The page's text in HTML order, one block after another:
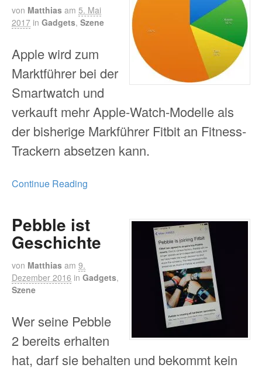
von Matthias am 5. Mai
2017 in Gadgets, Szene
Apple wird zum
Marktführer bei der
Smartwatch und
verkauft mehr Apple-Watch-Modelle als
der bisherige Markführer Fitbit an Fitness-
Trackern absetzen kann.
Continue Reading
Pebble ist
Geschichte
von Matthias am 9.
Dezember 2016 in Gadgets,
Szene
Wer seine Pebble
2 bereits erhalten
hat, darf sie behalten und bekommt kein